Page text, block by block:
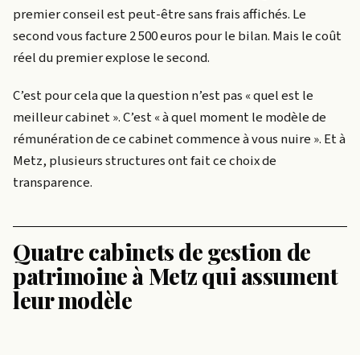
premier conseil est peut-être sans frais affichés. Le
second vous facture 2 500 euros pour le bilan. Mais le coût
réel du premier explose le second.
C’est pour cela que la question n’est pas « quel est le
meilleur cabinet ». C’est « à quel moment le modèle de
rémunération de ce cabinet commence à vous nuire ». Et à
Metz, plusieurs structures ont fait ce choix de
transparence.
Quatre cabinets de gestion de
patrimoine à Metz qui assument
leur modèle